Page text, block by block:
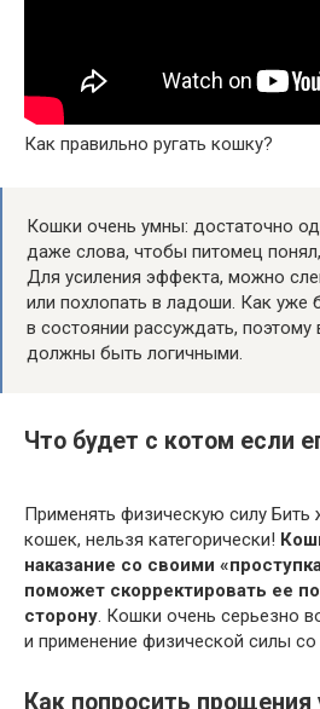
Как правильно ругать кошку?
Кошки очень умны: достаточно
даже слова, чтобы питомец
Для усиления эффекта, можно
или похлопать в ладоши. Как уже
в состоянии рассуждать,
должны быть логичными.
Что будет с котом если
Применять физическую силу Бить
кошек, нельзя категорически!
наказание со своими
поможет скорректировать ее
сторону. Кошки очень серьезно
и применение физической силы
Как попросить прощения